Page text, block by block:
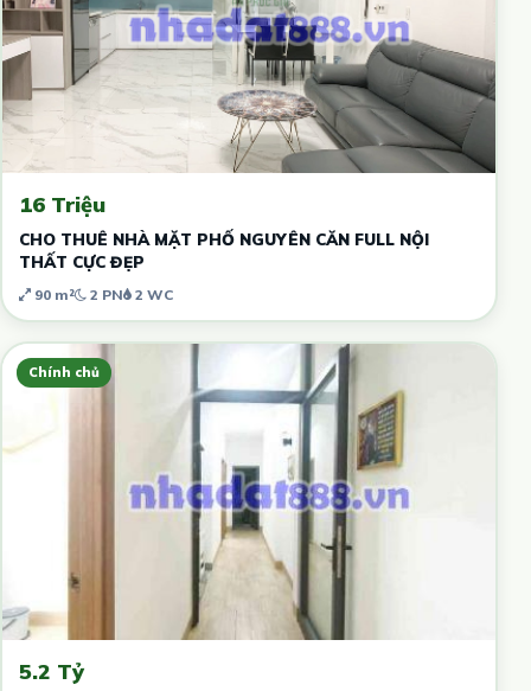
16 Triệu
CHO THUÊ NHÀ MẶT PHỐ NGUYÊN CĂN FULL NỘI
THẤT CỰC ĐẸP
90 m² 2 PN 2 WC
Chính chủ
5.2 Tỷ